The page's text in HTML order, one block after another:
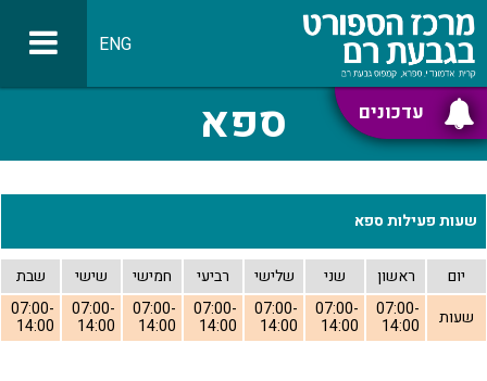
עדכונים
ENG
ספא
שעות פעילות ספא
יום ראשון שני שלישי רביעי חמישי שישי
שבת
שעות
07:00-
14:00
07:00-
14:00
07:00-
14:00
07:00-
14:00
07:00-
14:00
07:00-
14:00
07:00-
14:00